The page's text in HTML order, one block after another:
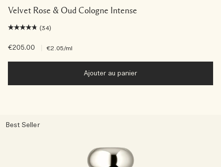
Velvet Rose & Oud Cologne Intense
(34)
€205.00 €2.05/ml
Ajouter au panier
Best Seller